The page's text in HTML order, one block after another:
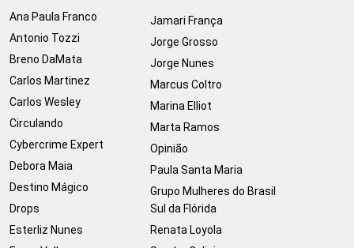
Ana Paula Franco
Antonio Tozzi
Breno DaMata
Carlos Martinez
Carlos Wesley
Circulando
Cybercrime Expert
Debora Maia
Destino Mágico
Drops
Esterliz Nunes
Jamari França
Jorge Grosso
Jorge Nunes
Marcus Coltro
Marina Elliot
Marta Ramos
Opinião
Paula Santa Maria
Grupo Mulheres do Brasil
Sul da Flórida
Renata Loyola